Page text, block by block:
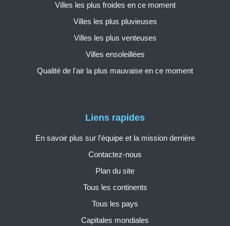
Liens rapides
En savoir plus sur l'équipe et la mission derrière
Contactez-nous
Plan du site
Tous les continents
Tous les pays
Capitales mondiales
Villes les plus froides en ce moment
Villes les plus pluvieuses
Villes les plus venteuses
Villes ensoleillées
Qualité de l'air la plus mauvaise en ce moment